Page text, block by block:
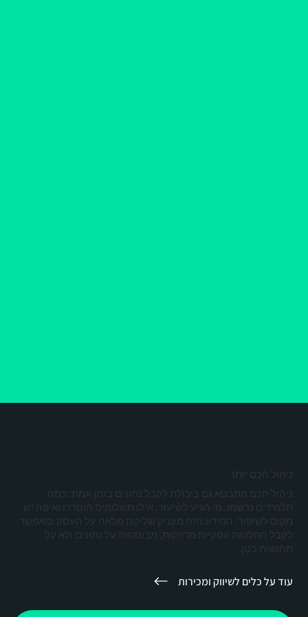
ניהול חכם יותר
ניהול חכם מתבטא גם ביכולת לקבל נתונים בזמן אמת: כמה
תלמידים נרשמו, מי הגיע לשיעור, אילו תשלומים הוסדרו ואיפה יש
מקום לשיפור. המידע הזה מעניק שליטה מלאה על העסק ומאפשר
לקבל החלטות עסקיות מדויקות, מבוססות על נתונים ולא על
תחושות בטן.
עוד על כלים לשיווק ומכירות